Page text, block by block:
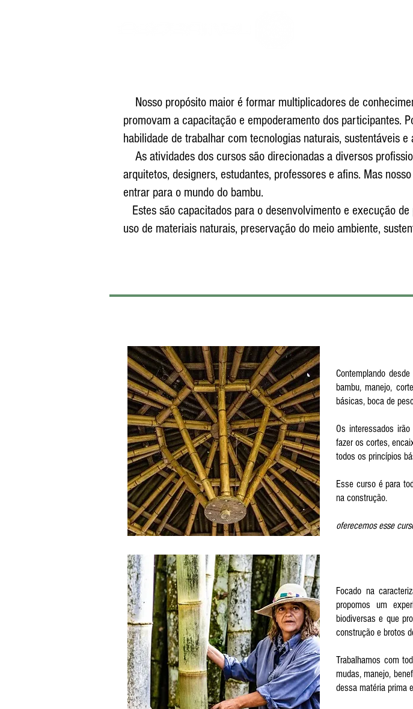
Nosso propósito maior é formar multiplicadores de
promovam a capacitação e empoderamento dos participantes.
habilidade de trabalhar com tecnologias naturais, sustentáveis
As atividades dos cursos são direcionadas a diversos
arquitetos, designers, estudantes, professores e afins. Mas
entrar para o mundo do bambu.
Estes são capacitados para o desenvolvimento e execução
uso de materiais naturais, preservação do meio ambiente,
Contemplando
bambu, manejo,
básicas, boca de
Os interessados
fazer os cortes,
todos os princípios
Esse curso é para
na construção.
oferecemos esse
Focado na
propomos um
biodiversas e que
construção e brotos
Trabalhamos com
mudas, manejo,
dessa matéria prima